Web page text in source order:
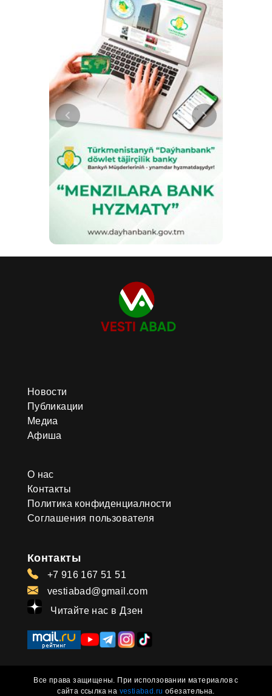
Новости
Публикации
Медиа
Афиша
О нас
Контакты
Политика конфиденциалности
Соглашения пользователя
Контакты
+7 916 167 51 51
vestiabad@gmail.com
Читайте нас в Дзен
Все права защищены. При исползовании материалов с
сайта ссылка на vestiabad.ru обезательна.